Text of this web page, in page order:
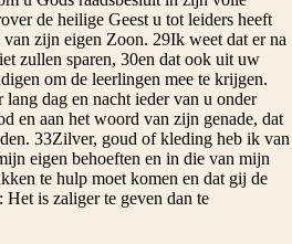
de heilige Geest u tot leiders heeft
zijn eigen Zoon. 29Ik weet dat er na
zullen sparen, 30en dat ook uit uw
om de leerlingen mee te krijgen.
dag en nacht ieder van u onder
en aan het woord van zijn genade, dat
33Zilver, goud of kleding heb ik van
eigen behoeften en in die van mijn
te hulp moet komen en dat gij de
is zaliger te geven dan te